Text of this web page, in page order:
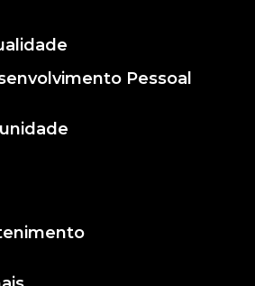
Diocesana de Rádio - Todos os